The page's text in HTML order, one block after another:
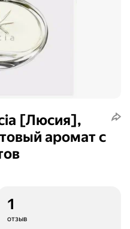
[Люсия],
аромат с
1
отзыв